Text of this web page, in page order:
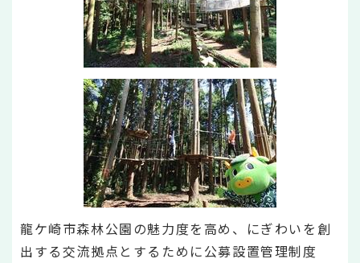
龍ケ崎市森林公園の魅力度を高め、にぎわいを創
出する交流拠点とするために公募設置管理制度